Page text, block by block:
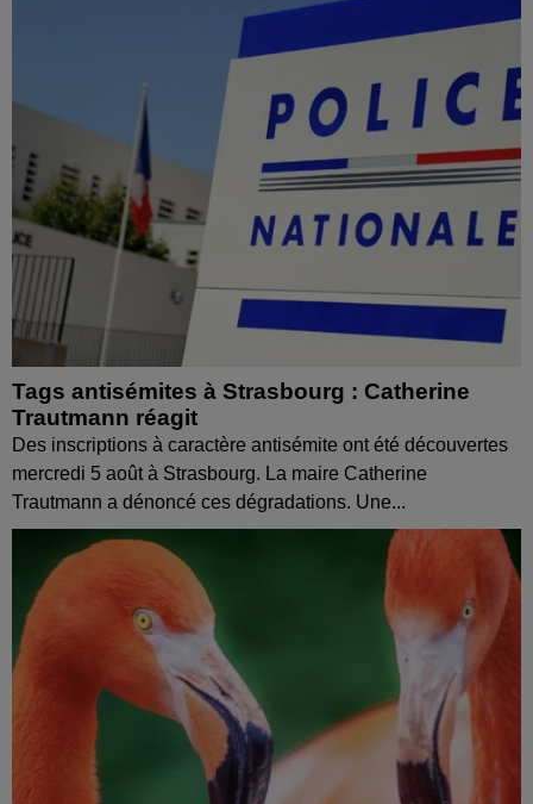
Tags antisémites à Strasbourg : Catherine
Trautmann réagit
Des inscriptions à caractère antisémite ont été découvertes
mercredi 5 août à Strasbourg. La maire Catherine
Trautmann a dénoncé ces dégradations. Une...